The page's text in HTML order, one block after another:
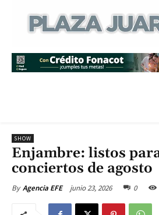
SHOW
Enjambre: listos
conciertos de agosto
By Agencia EFE junio 23, 2026 0